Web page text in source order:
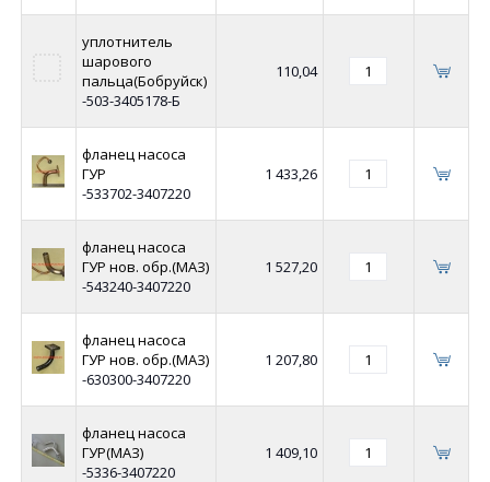
уплотнитель
шарового
пальца(Бобруйск)
-503-3405178-Б
110,04
фланец насоса
ГУР
-533702-3407220
1 433,26
фланец насоса
ГУР нов. обр.(МАЗ)
-543240-3407220
1 527,20
фланец насоса
ГУР нов. обр.(МАЗ)
-630300-3407220
1 207,80
фланец насоса
ГУР(МАЗ)
-5336-3407220
1 409,10